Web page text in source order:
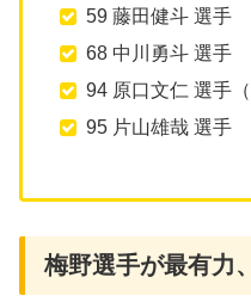
59 藤田健斗 選手
68 中川勇斗 選手
94 原口文仁 選手（
95 片山雄哉 選手
梅野選手が最有力